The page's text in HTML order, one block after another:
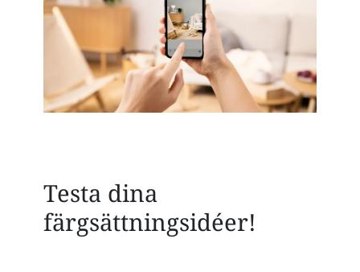
Testa dina
färgsättningsidéer!